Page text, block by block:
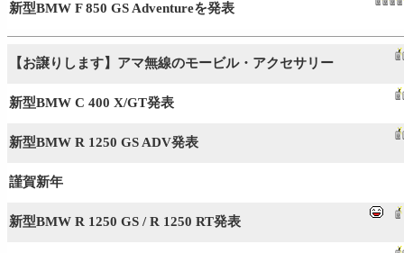
新型BMW F 850 GS Adventureを発表
【お譲りします】アマ無線のモービル・アクセサリー
新型BMW C 400 X/GT発表
新型BMW R 1250 GS ADV発表
謹賀新年
新型BMW R 1250 GS / R 1250 RT発表